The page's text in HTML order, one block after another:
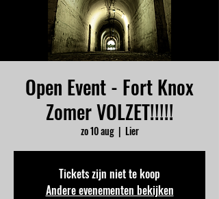
Open Event - Fort Knox
Zomer VOLZET!!!!!
zo 10 aug
  |
Lier
Tickets zijn niet te koop
Andere evenementen bekijken